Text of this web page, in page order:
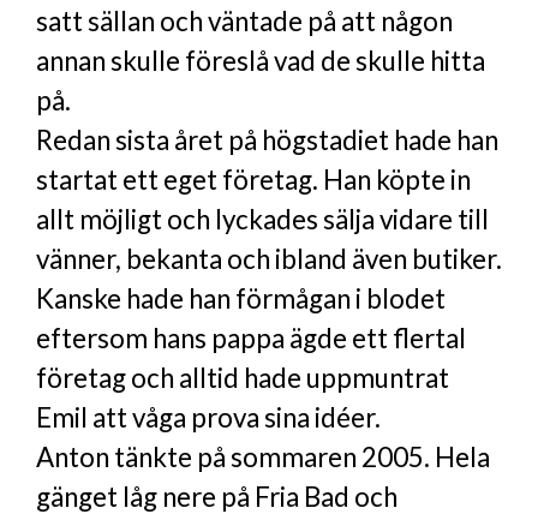
satt sällan och väntade på att någon
annan skulle föreslå vad de skulle hitta
på.
Redan sista året på högstadiet hade han
startat ett eget företag. Han köpte in
allt möjligt och lyckades sälja vidare till
vänner, bekanta och ibland även butiker.
Kanske hade han förmågan i blodet
eftersom hans pappa ägde ett flertal
företag och alltid hade uppmuntrat
Emil att våga prova sina idéer.
Anton tänkte på sommaren 2005. Hela
gänget låg nere på Fria Bad och